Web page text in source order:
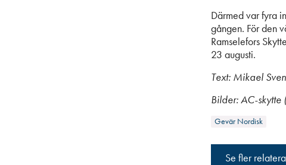
Därmed var fyra
gången. För den
Ramselefors
23 augusti.
Text: Mikael
Bilder: AC-skytte
Gevär Nordisk
Se fler